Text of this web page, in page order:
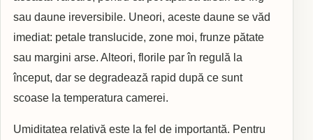
sau daune ireversibile. Uneori, aceste daune se văd
imediat: petale translucide, zone moi, frunze pătate
sau margini arse. Alteori, florile par în regulă la
început, dar se degradează rapid după ce sunt
scoase la temperatura camerei.
Umiditatea relativă este la fel de importantă. Pentru